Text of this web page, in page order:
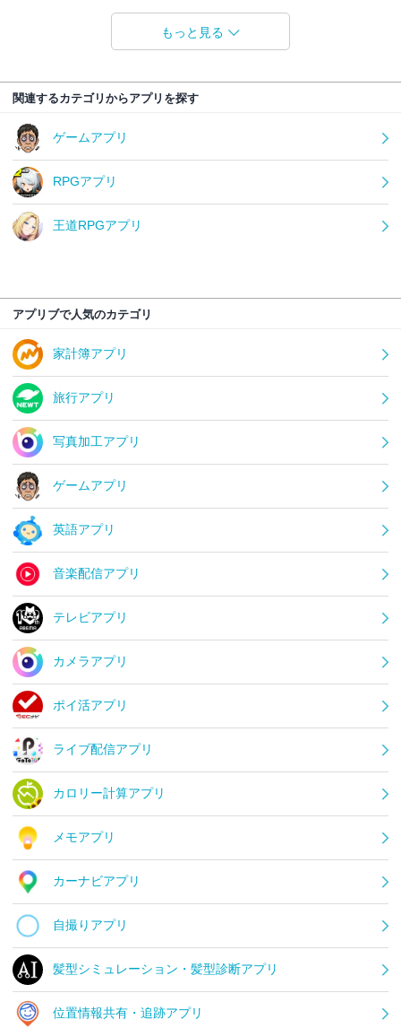
もっと見る
関連するカテゴリからアプリを探す
ゲームアプリ
RPGアプリ
王道RPGアプリ
アプリブで人気のカテゴリ
家計簿アプリ
旅行アプリ
写真加工アプリ
ゲームアプリ
英語アプリ
音楽配信アプリ
テレビアプリ
カメラアプリ
ポイ活アプリ
ライブ配信アプリ
カロリー計算アプリ
メモアプリ
カーナビアプリ
自撮りアプリ
髪型シミュレーション・髪型診断アプリ
位置情報共有・追跡アプリ